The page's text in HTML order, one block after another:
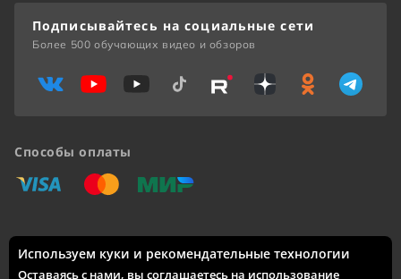
Доставка по России: Москва, Санкт-Петербург, Новосибирск,
Екатеринбург, Казань, Нижний Новгород, Челябинск,
Способы оплаты
«Виза» «Мастеркард»
«Мир»
Подписывайтесь на социальные сети
Более 500 обучающих видео и обзоров
Используем куки и рекомендательные технологии
Оставаясь с нами, вы соглашаетесь на использование